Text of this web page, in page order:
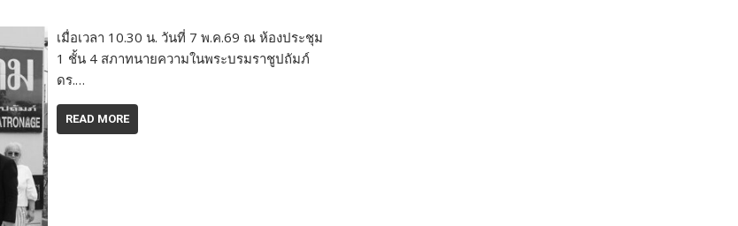
เมื่อเวลา 10.30 น. วันที่ 7 พ.ค.69 ณ ห้องประชุม
1 ชั้น 4 สภาทนายความในพระบรมราชูปถัมภ์
ดร.…
READ MORE